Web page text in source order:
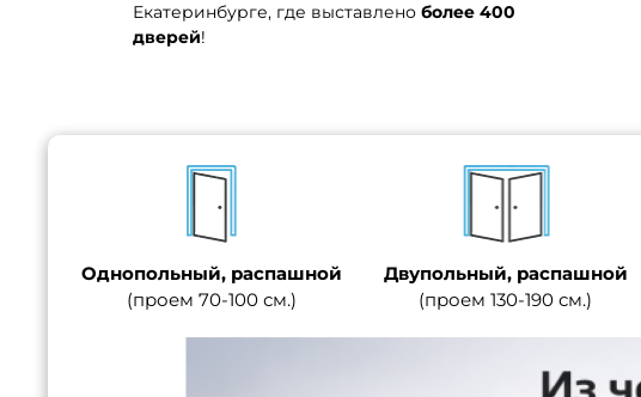
Екатеринбурге, где выставлено более 400
дверей!
Однопольный, распашной
(проем 70-100 см.)
Двупольный, распашной
(проем 130-190 см.)